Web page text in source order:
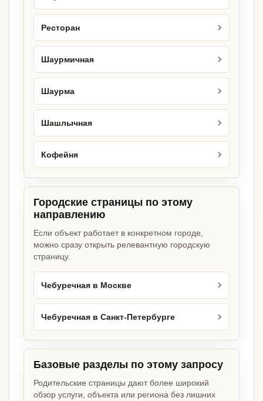
Ресторан
Шаурмичная
Шаурма
Шашлычная
Кофейня
Городские страницы по этому
направлению
Если объект работает в конкретном городе,
можно сразу открыть релевантную городскую
страницу.
Чебуречная в Москве
Чебуречная в Санкт-Петербурге
Базовые разделы по этому запросу
Родительские страницы дают более широкий
обзор услуги, объекта или региона без лишних